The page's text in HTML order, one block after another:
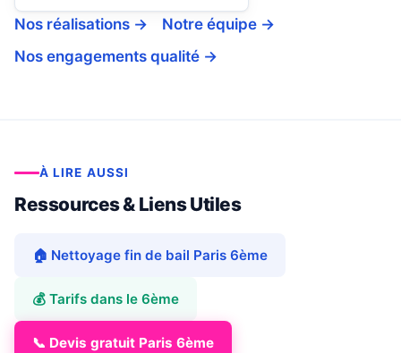
Nos réalisations →
Notre équipe →
Nos engagements qualité →
À LIRE AUSSI
Ressources & Liens Utiles
🏠 Nettoyage fin de bail Paris 6ème
💰 Tarifs dans le 6ème
📞 Devis gratuit Paris 6ème